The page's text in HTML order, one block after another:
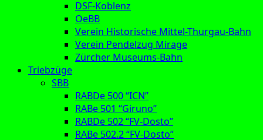
DSF-Koblenz
OeBB
Verein Historische Mittel-Thurgau-Bahn
Verein Pendelzug Mirage
Zürcher Museums-Bahn
Triebzüge
SBB
RABDe 500 “ICN”
RABe 501 “Giruno”
RABDe 502 “FV-Dosto”
RABe 502.2 “FV-Dosto”